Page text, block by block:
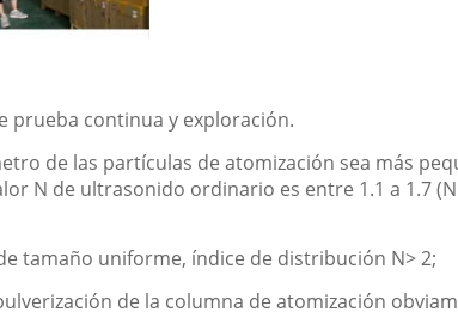
prueba continua y exploración.
de las partículas de atomización sea más
N de ultrasonido ordinario es entre 1.1 a 1.7
tamaño uniforme, índice de distribución N> 2;
de la columna de atomización